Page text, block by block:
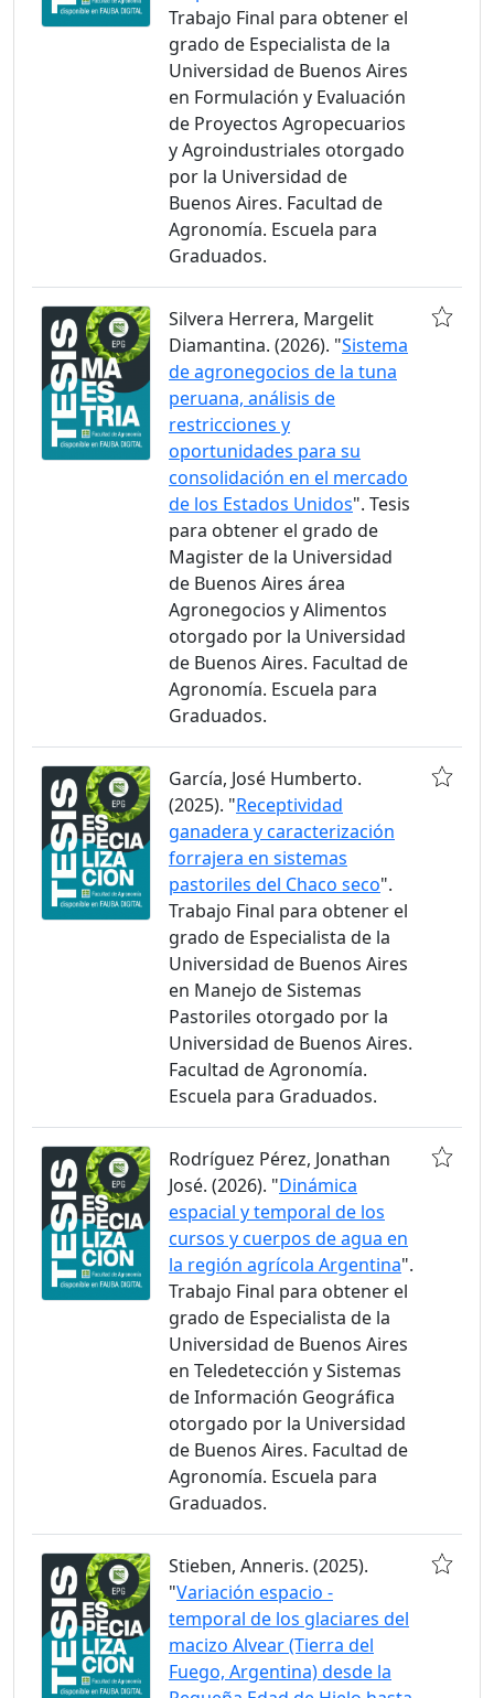
Trabajo Final para obtener el
grado de Especialista de la
Universidad de Buenos Aires
en Formulación y Evaluación
de Proyectos Agropecuarios
y Agroindustriales otorgado
por la Universidad de
Buenos Aires. Facultad de
Agronomía. Escuela para
Graduados.
Silvera Herrera, Margelit
Diamantina. (2026). "Sistema
de agronegocios de la tuna
peruana, análisis de
restricciones y
oportunidades para su
consolidación en el mercado
de los Estados Unidos". Tesis
para obtener el grado de
Magister de la Universidad
de Buenos Aires área
Agronegocios y Alimentos
otorgado por la Universidad
de Buenos Aires. Facultad de
Agronomía. Escuela para
Graduados.
García, José Humberto.
(2025). "Receptividad
ganadera y caracterización
forrajera en sistemas
pastoriles del Chaco seco".
Trabajo Final para obtener el
grado de Especialista de la
Universidad de Buenos Aires
en Manejo de Sistemas
Pastoriles otorgado por la
Universidad de Buenos Aires.
Facultad de Agronomía.
Escuela para Graduados.
Rodríguez Pérez, Jonathan
José. (2026). "Dinámica
espacial y temporal de los
cursos y cuerpos de agua en
la región agrícola Argentina".
Trabajo Final para obtener el
grado de Especialista de la
Universidad de Buenos Aires
en Teledetección y Sistemas
de Información Geográfica
otorgado por la Universidad
de Buenos Aires. Facultad de
Agronomía. Escuela para
Graduados.
Stieben, Anneris. (2025).
"Variación espacio -
temporal de los glaciares del
macizo Alvear (Tierra del
Fuego, Argentina) desde la